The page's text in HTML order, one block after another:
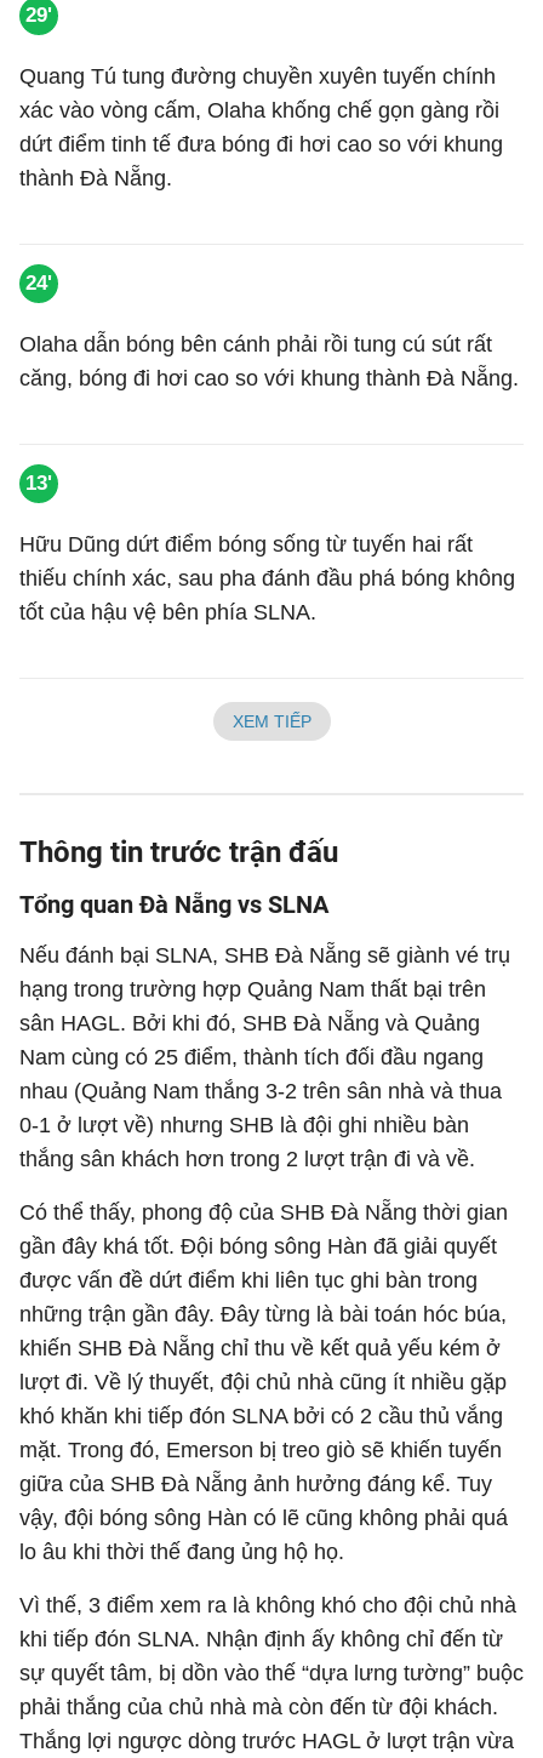
29'
Quang Tú tung đường chuyền xuyên tuyến chính
xác vào vòng cấm, Olaha khống chế gọn gàng rồi
dứt điểm tinh tế đưa bóng đi hơi cao so với khung
thành Đà Nẵng.
24'
Olaha dẫn bóng bên cánh phải rồi tung cú sút rất
căng, bóng đi hơi cao so với khung thành Đà Nẵng.
13'
Hữu Dũng dứt điểm bóng sống từ tuyến hai rất
thiếu chính xác, sau pha đánh đầu phá bóng không
tốt của hậu vệ bên phía SLNA.
XEM TIẾP
Thông tin trước trận đấu
Tổng quan Đà Nẵng vs SLNA
Nếu đánh bại SLNA, SHB Đà Nẵng sẽ giành vé trụ
hạng trong trường hợp Quảng Nam thất bại trên
sân HAGL. Bởi khi đó, SHB Đà Nẵng và Quảng
Nam cùng có 25 điểm, thành tích đối đầu ngang
nhau (Quảng Nam thắng 3-2 trên sân nhà và thua
0-1 ở lượt về) nhưng SHB là đội ghi nhiều bàn
thắng sân khách hơn trong 2 lượt trận đi và về.
Có thể thấy, phong độ của SHB Đà Nẵng thời gian
gần đây khá tốt. Đội bóng sông Hàn đã giải quyết
được vấn đề dứt điểm khi liên tục ghi bàn trong
những trận gần đây. Đây từng là bài toán hóc búa,
khiến SHB Đà Nẵng chỉ thu về kết quả yếu kém ở
lượt đi. Về lý thuyết, đội chủ nhà cũng ít nhiều gặp
khó khăn khi tiếp đón SLNA bởi có 2 cầu thủ vắng
mặt. Trong đó, Emerson bị treo giò sẽ khiến tuyến
giữa của SHB Đà Nẵng ảnh hưởng đáng kể. Tuy
vậy, đội bóng sông Hàn có lẽ cũng không phải quá
lo âu khi thời thế đang ủng hộ họ.
Vì thế, 3 điểm xem ra là không khó cho đội chủ nhà
khi tiếp đón SLNA. Nhận định ấy không chỉ đến từ
sự quyết tâm, bị dồn vào thế “dựa lưng tường” buộc
phải thắng của chủ nhà mà còn đến từ đội khách.
Thắng lợi ngược dòng trước HAGL ở lượt trận vừa